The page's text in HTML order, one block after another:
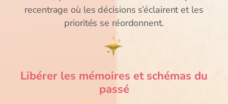
recentrage où les décisions s’éclairent et les
priorités se réordonnent.
Libérer les mémoires et schémas du
passé